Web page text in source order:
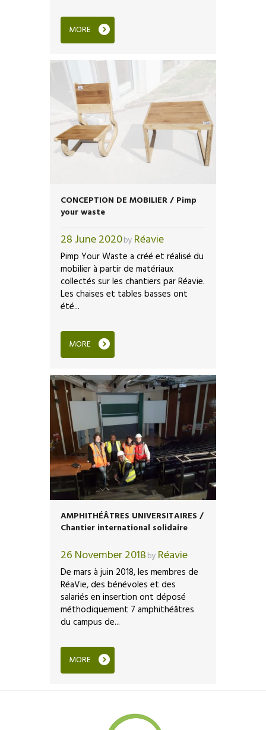
MORE
CONCEPTION DE MOBILIER / Pimp
your waste
28 June 2020by Réavie
Pimp Your Waste a créé et réalisé du
mobilier à partir de matériaux
collectés sur les chantiers par Réavie.
Les chaises et tables basses ont
été...
MORE
AMPHITHÉÂTRES UNIVERSITAIRES /
Chantier international solidaire
26 November 2018by Réavie
De mars à juin 2018, les membres de
RéaVie, des bénévoles et des
salariés en insertion ont déposé
méthodiquement 7 amphithéâtres
du campus de...
MORE